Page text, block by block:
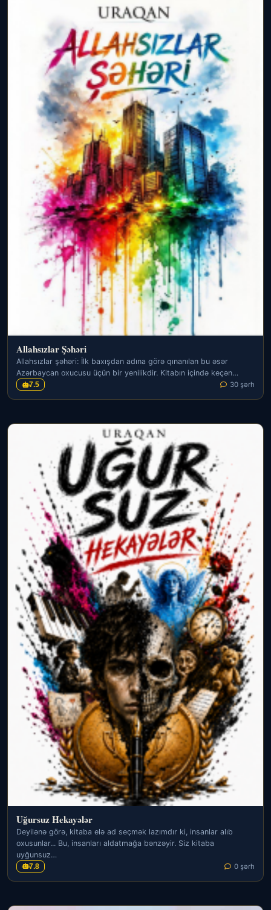
Allahsızlar Şəhəri
Allahsızlar şəhəri: İlk baxışdan adına görə qınanılan bu əsər
Azərbaycan oxucusu üçün bir yenilikdir. Kitabın içində keçən…
7.5 30 şərh
Uğursuz Hekayələr
Deyilənə görə, kitaba elə ad seçmək lazımdır ki, insanlar alıb
oxusunlar... Bu, insanları aldatmağa bənzəyir. Siz kitaba
uyğunsuz…
7.8 0 şərh